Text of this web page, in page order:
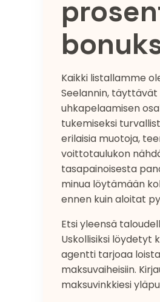
Kaikki listallamme
Seelannin, täyttävät
uhkapelaamisen
tukemiseksi
erilaisia ​​muotoja,
voittotaulukon
tasapainoisesta
minua löytämään
ennen kuin aloitat
Etsi yleensä
Uskollisiksi löydetyt
agentti tarjoaa
maksuvaiheisiin.
maksuvinkkiesi